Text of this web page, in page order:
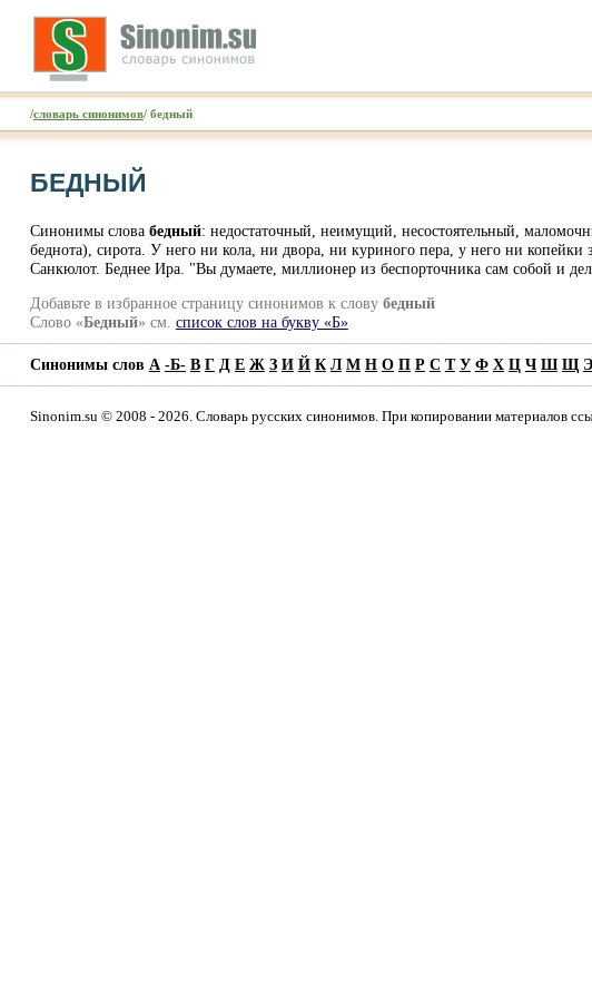
/словарь синонимов/ бедный
БЕДНЫЙ
Синонимы слова бедный: недостаточный, неимущий, несостоятельный,
беднота), сирота. У него ни кола, ни двора, ни куриного пера, у него ни
Санкюлот. Беднее Ира. "Вы думаете, миллионер из беспорточника сам собой и
Добавьте в избранное страницу синонимов к слову бедный
Слово «Бедный» см. список слов на букву «Б»
Синонимы слов А -Б- В Г Д Е Ж З И Й К Л М Н О П Р С Т У Ф Х Ц Ч Ш Щ Э
Sinonim.su © 2008 - 2026. Словарь русских синонимов. При копировании материалов